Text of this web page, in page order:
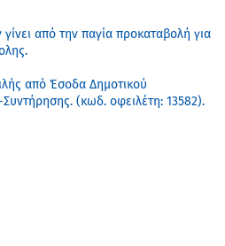
από την παγία προκαταβολή για
από Έσοδα Δημοτικού
(κωδ. οφειλέτη: 13582).